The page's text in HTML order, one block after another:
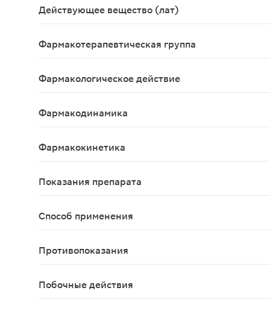
Действующее вещество (лат)
Фармакотерапевтическая группа
Фармакологическое действие
Фармакодинамика
Фармакокинетика
Показания препарата
В терапии акромегалии: когда адекватный
Способ применения
Противопоказания
Повышенная чувствительность к октреотиду
Побочные действия